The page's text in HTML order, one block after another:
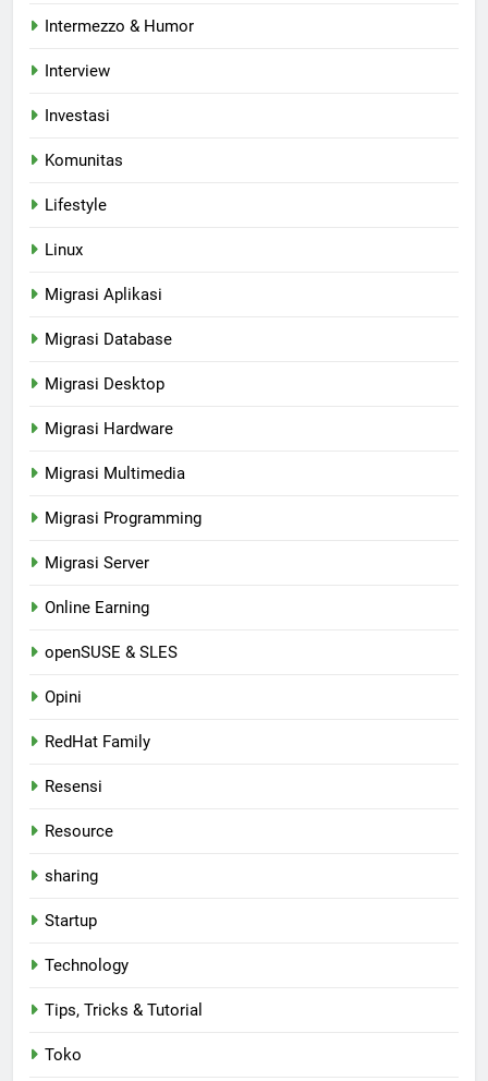
Intermezzo & Humor
Interview
Investasi
Komunitas
Lifestyle
Linux
Migrasi Aplikasi
Migrasi Database
Migrasi Desktop
Migrasi Hardware
Migrasi Multimedia
Migrasi Programming
Migrasi Server
Online Earning
openSUSE & SLES
Opini
RedHat Family
Resensi
Resource
sharing
Startup
Technology
Tips, Tricks & Tutorial
Toko